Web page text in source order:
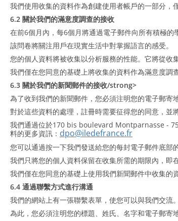
我們使用收集的資料作為創建使用者帳戶的一部分，
6.2 關於我們的滿意度調查的接收
在前6個月內，每6個月將通過電子郵件向所有積極的
該問卷將關注用戶在現實生活中對掌握語言的感受。
您的個人資料將被收集以分析服務的性能。它將從收
我們僅在您同意的基礎上將收集的資料作為滿意度調
6.3 關於我們的新聞郵件的接收/strong>
為了收到我們的新聞郵件，您必須注明您的電子郵寄
對於這些資料的處理，註冊時需要征得您的同意，並
我們通過位於170 bis boulevard Montparnasse -
料的更多資訊： dpo@iledefrance.fr
您可以通過按一下我們發送給您的每封電子郵件底部
我們只將您的個人資料保留在收集所需的期限內，即
我們僅在您同意的基礎上使用我們新聞郵件中收集的資
6.4 通過聯繫方式進行溝通
我們的網站上有一張聯繫表單，使您可以與我們交流。
為此，您必須注明您的標題、姓氏、名字和電子郵寄